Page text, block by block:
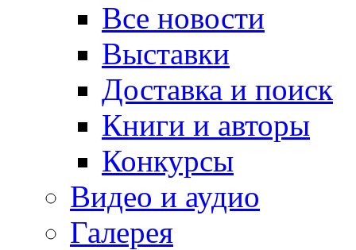
Все новости
Выставки
Доставка и поиск
Книги и авторы
Конкурсы
Видео и аудио
Галерея